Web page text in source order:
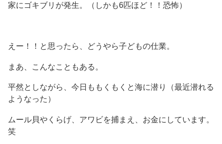
家にゴキブリが発生。（しかも6匹ほど！！恐怖）
えー！！と思ったら、どうやら子どもの仕業。
まあ、こんなこともある。
平然としながら、今日ももくもくと海に潜り（最近潜れる
ようなった）
ムール貝やくらげ、アワビを捕まえ、お金にしています。
笑